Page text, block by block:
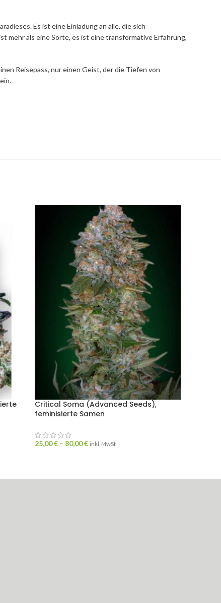
Es ist eine Einladung an alle, die sich
mehr als eine Sorte, es ist eine transformative Erfahrung,
Reisepass, nur einen Geist, der die Tiefen von
Critical Soma (Advanced Seeds),
feminisierte Samen
25,00€ – 80,00€ inkl. MwSt